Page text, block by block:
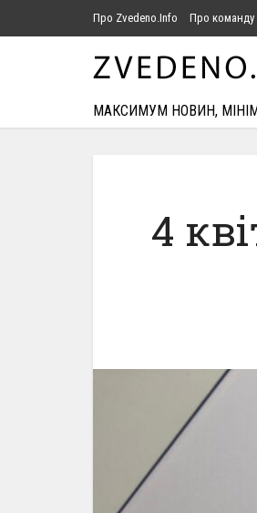
Про Zvedeno.Info Про команду
МАКСИМУМ НОВИН,
4